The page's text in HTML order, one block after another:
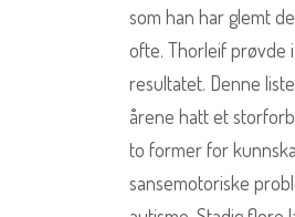
som han har glemt
ofte. Thorleif prøvde
resultatet. Denne
årene hatt et
to former for
sansemotoriske